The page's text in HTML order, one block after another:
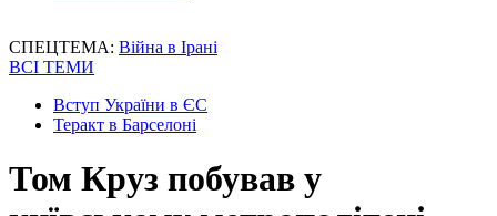
СПЕЦТЕМА: Війна в Ірані
ВСІ ТЕМИ
Вступ України в ЄС
Теракт в Барселоні
Том Круз побував у